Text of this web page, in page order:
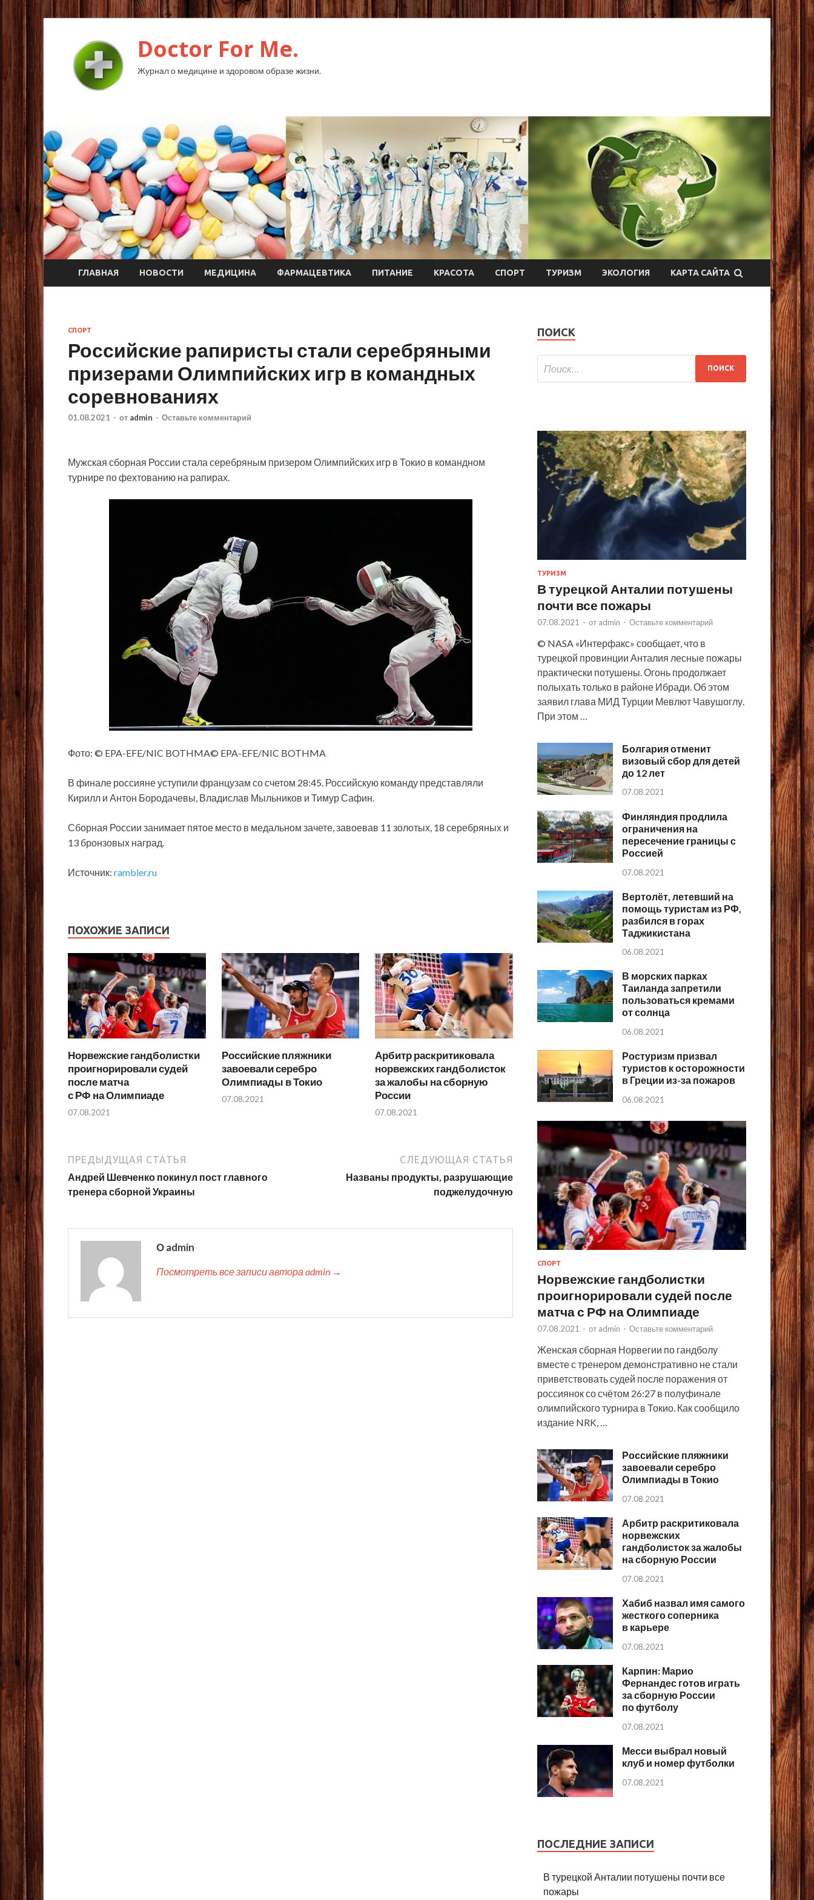
Doctor For Me.
Журнал о медицине и здоровом образе жизни.
ГЛАВНАЯ НОВОСТИ МЕДИЦИНА ФАРМАЦЕВТИКА ПИТАНИЕ КРАСОТА СПОРТ ТУРИЗМ ЭКОЛОГИЯ КАРТА САЙТА
СПОРТ
Российские рапиристы стали серебряными
призерами Олимпийских игр в командных
соревнованиях
01.08.2021 - от admin - Оставьте комментарий
Мужская сборная России стала серебряным призером Олимпийских игр в Токио в командном
турнире по фехтованию на рапирах.
Фото: © EPA-EFE/NIC BOTHMA© EPA-EFE/NIC BOTHMA
В финале россияне уступили французам со счетом 28:45. Российскую команду представляли
Кирилл и Антон Бородачевы, Владислав Мыльников и Тимур Сафин.
Сборная России занимает пятое место в медальном зачете, завоевав 11 золотых, 18 серебряных и
13 бронзовых наград.
Источник: rambler.ru
ПОХОЖИЕ ЗАПИСИ
Норвежские гандболистки
проигнорировали судей
после матча
с РФ на Олимпиаде
07.08.2021
Российские пляжники
завоевали серебро
Олимпиады в Токио
07.08.2021
Арбитр раскритиковала
норвежских гандболисток
за жалобы на сборную
России
07.08.2021
ПРЕДЫДУЩАЯ СТАТЬЯ
Андрей Шевченко покинул пост главного
тренера сборной Украины
СЛЕДУЮЩАЯ СТАТЬЯ
Названы продукты, разрушающие
поджелудочную
О admin
Посмотреть все записи автора admin →
ПОИСК
ТУРИЗМ
В турецкой Анталии потушены
почти все пожары
07.08.2021 - от admin - Оставьте комментарий
© NASA «Интерфакс» сообщает, что в
турецкой провинции Анталия лесные пожары
практически потушены. Огонь продолжает
полыхать только в районе Ибради. Об этом
заявил глава МИД Турции Мевлют Чавушоглу.
При этом …
Болгария отменит
визовый сбор для детей
до 12 лет
07.08.2021
Финляндия продлила
ограничения на
пересечение границы с
Россией
07.08.2021
Вертолёт, летевший на
помощь туристам из РФ,
разбился в горах
Таджикистана
06.08.2021
В морских парках
Таиланда запретили
пользоваться кремами
от солнца
06.08.2021
Ростуризм призвал
туристов к осторожности
в Греции из-за пожаров
06.08.2021
СПОРТ
Норвежские гандболистки
проигнорировали судей после
матча с РФ на Олимпиаде
07.08.2021 - от admin - Оставьте комментарий
Женская сборная Норвегии по гандболу
вместе с тренером демонстративно не стали
приветствовать судей после поражения от
россиянок со счётом 26:27 в полуфинале
олимпийского турнира в Токио. Как сообщило
издание NRK, …
Российские пляжники
завоевали серебро
Олимпиады в Токио
07.08.2021
Арбитр раскритиковала
норвежских
гандболисток за жалобы
на сборную России
07.08.2021
Хабиб назвал имя самого
жесткого соперника
в карьере
07.08.2021
Карпин: Марио
Фернандес готов играть
за сборную России
по футболу
07.08.2021
Месси выбрал новый
клуб и номер футболки
07.08.2021
ПОСЛЕДНИЕ ЗАПИСИ
В турецкой Анталии потушены почти все
пожары